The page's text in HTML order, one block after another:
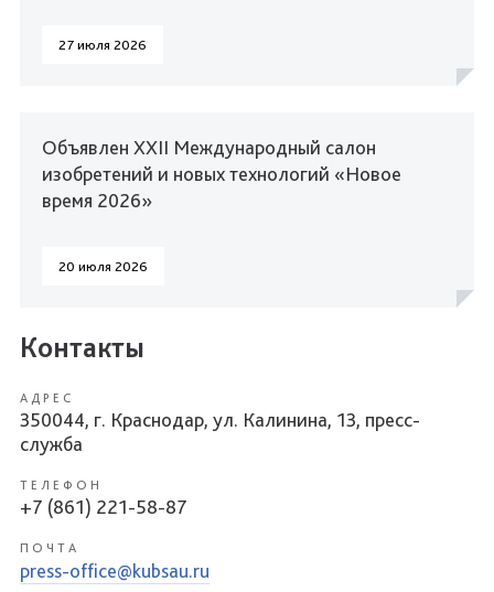
27 июля 2026
Объявлен XXII Международный салон
изобретений и новых технологий «Новое
время 2026»
20 июля 2026
Контакты
АДРЕС
350044, г. Краснодар, ул. Калинина, 13, пресс-
служба
ТЕЛЕФОН
+7 (861) 221-58-87
ПОЧТА
press-office@kubsau.ru